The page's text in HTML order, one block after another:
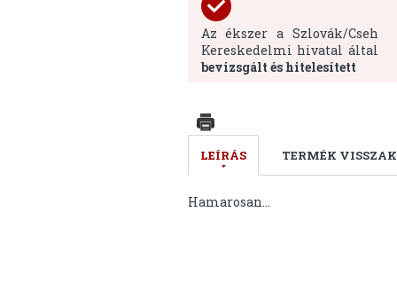
Az ékszer a Szlovák/Cseh
Kereskedelmi hivatal által
bevizsgált és hitelesített
LEÍRÁS TERMÉK
Hamarosan...